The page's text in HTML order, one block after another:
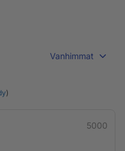
Vanhimmat
)
5000